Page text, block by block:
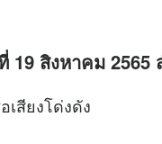
19 สิงหาคม
เสียงโด่งดัง